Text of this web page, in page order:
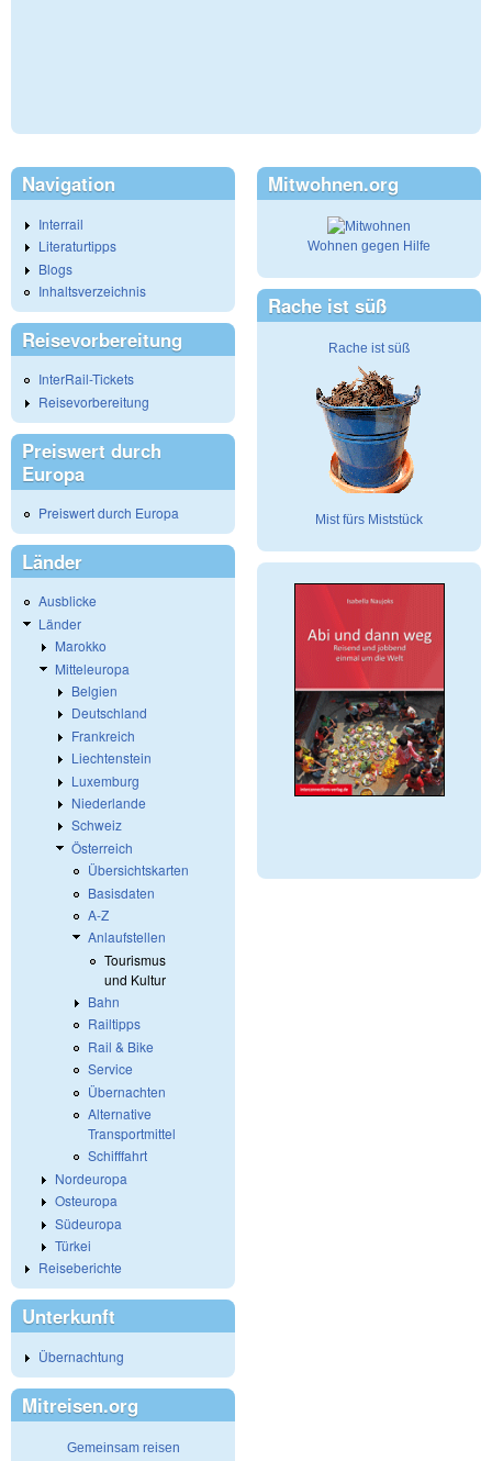
Navigation
Interrail
Literaturtipps
Blogs
Inhaltsverzeichnis
Reisevorbereitung
InterRail-Tickets
Reisevorbereitung
Preiswert durch
Europa
Preiswert durch Europa
Länder
Ausblicke
Länder
Marokko
Mitteleuropa
Belgien
Deutschland
Frankreich
Liechtenstein
Luxemburg
Niederlande
Schweiz
Österreich
Übersichtskarten
Basisdaten
A-Z
Anlaufstellen
Tourismus
und Kultur
Bahn
Railtipps
Rail & Bike
Service
Übernachten
Alternative
Transportmittel
Schifffahrt
Nordeuropa
Osteuropa
Südeuropa
Türkei
Reiseberichte
Unterkunft
Übernachtung
Mitreisen.org
Gemeinsam reisen
Mitwohnen.org
Wohnen gegen Hilfe
Rache ist süß
Rache ist süß
Mist fürs Miststück